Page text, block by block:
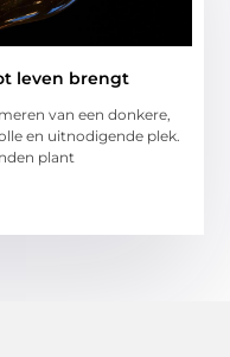
leven brengt
van een donkere,
en uitnodigende plek.
plant